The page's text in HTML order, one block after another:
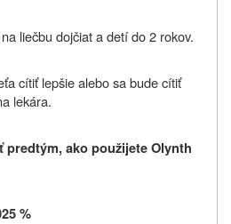
liečbu dojčiat a detí do 2 rokov.
cítiť lepšie alebo sa bude cítiť
lekára.
predtým, ako použijete Olynth
%